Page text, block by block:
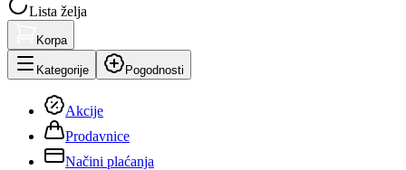
Lista želja
Korpa
Kategorije Pogodnosti
Akcije
Prodavnice
Načini plaćanja